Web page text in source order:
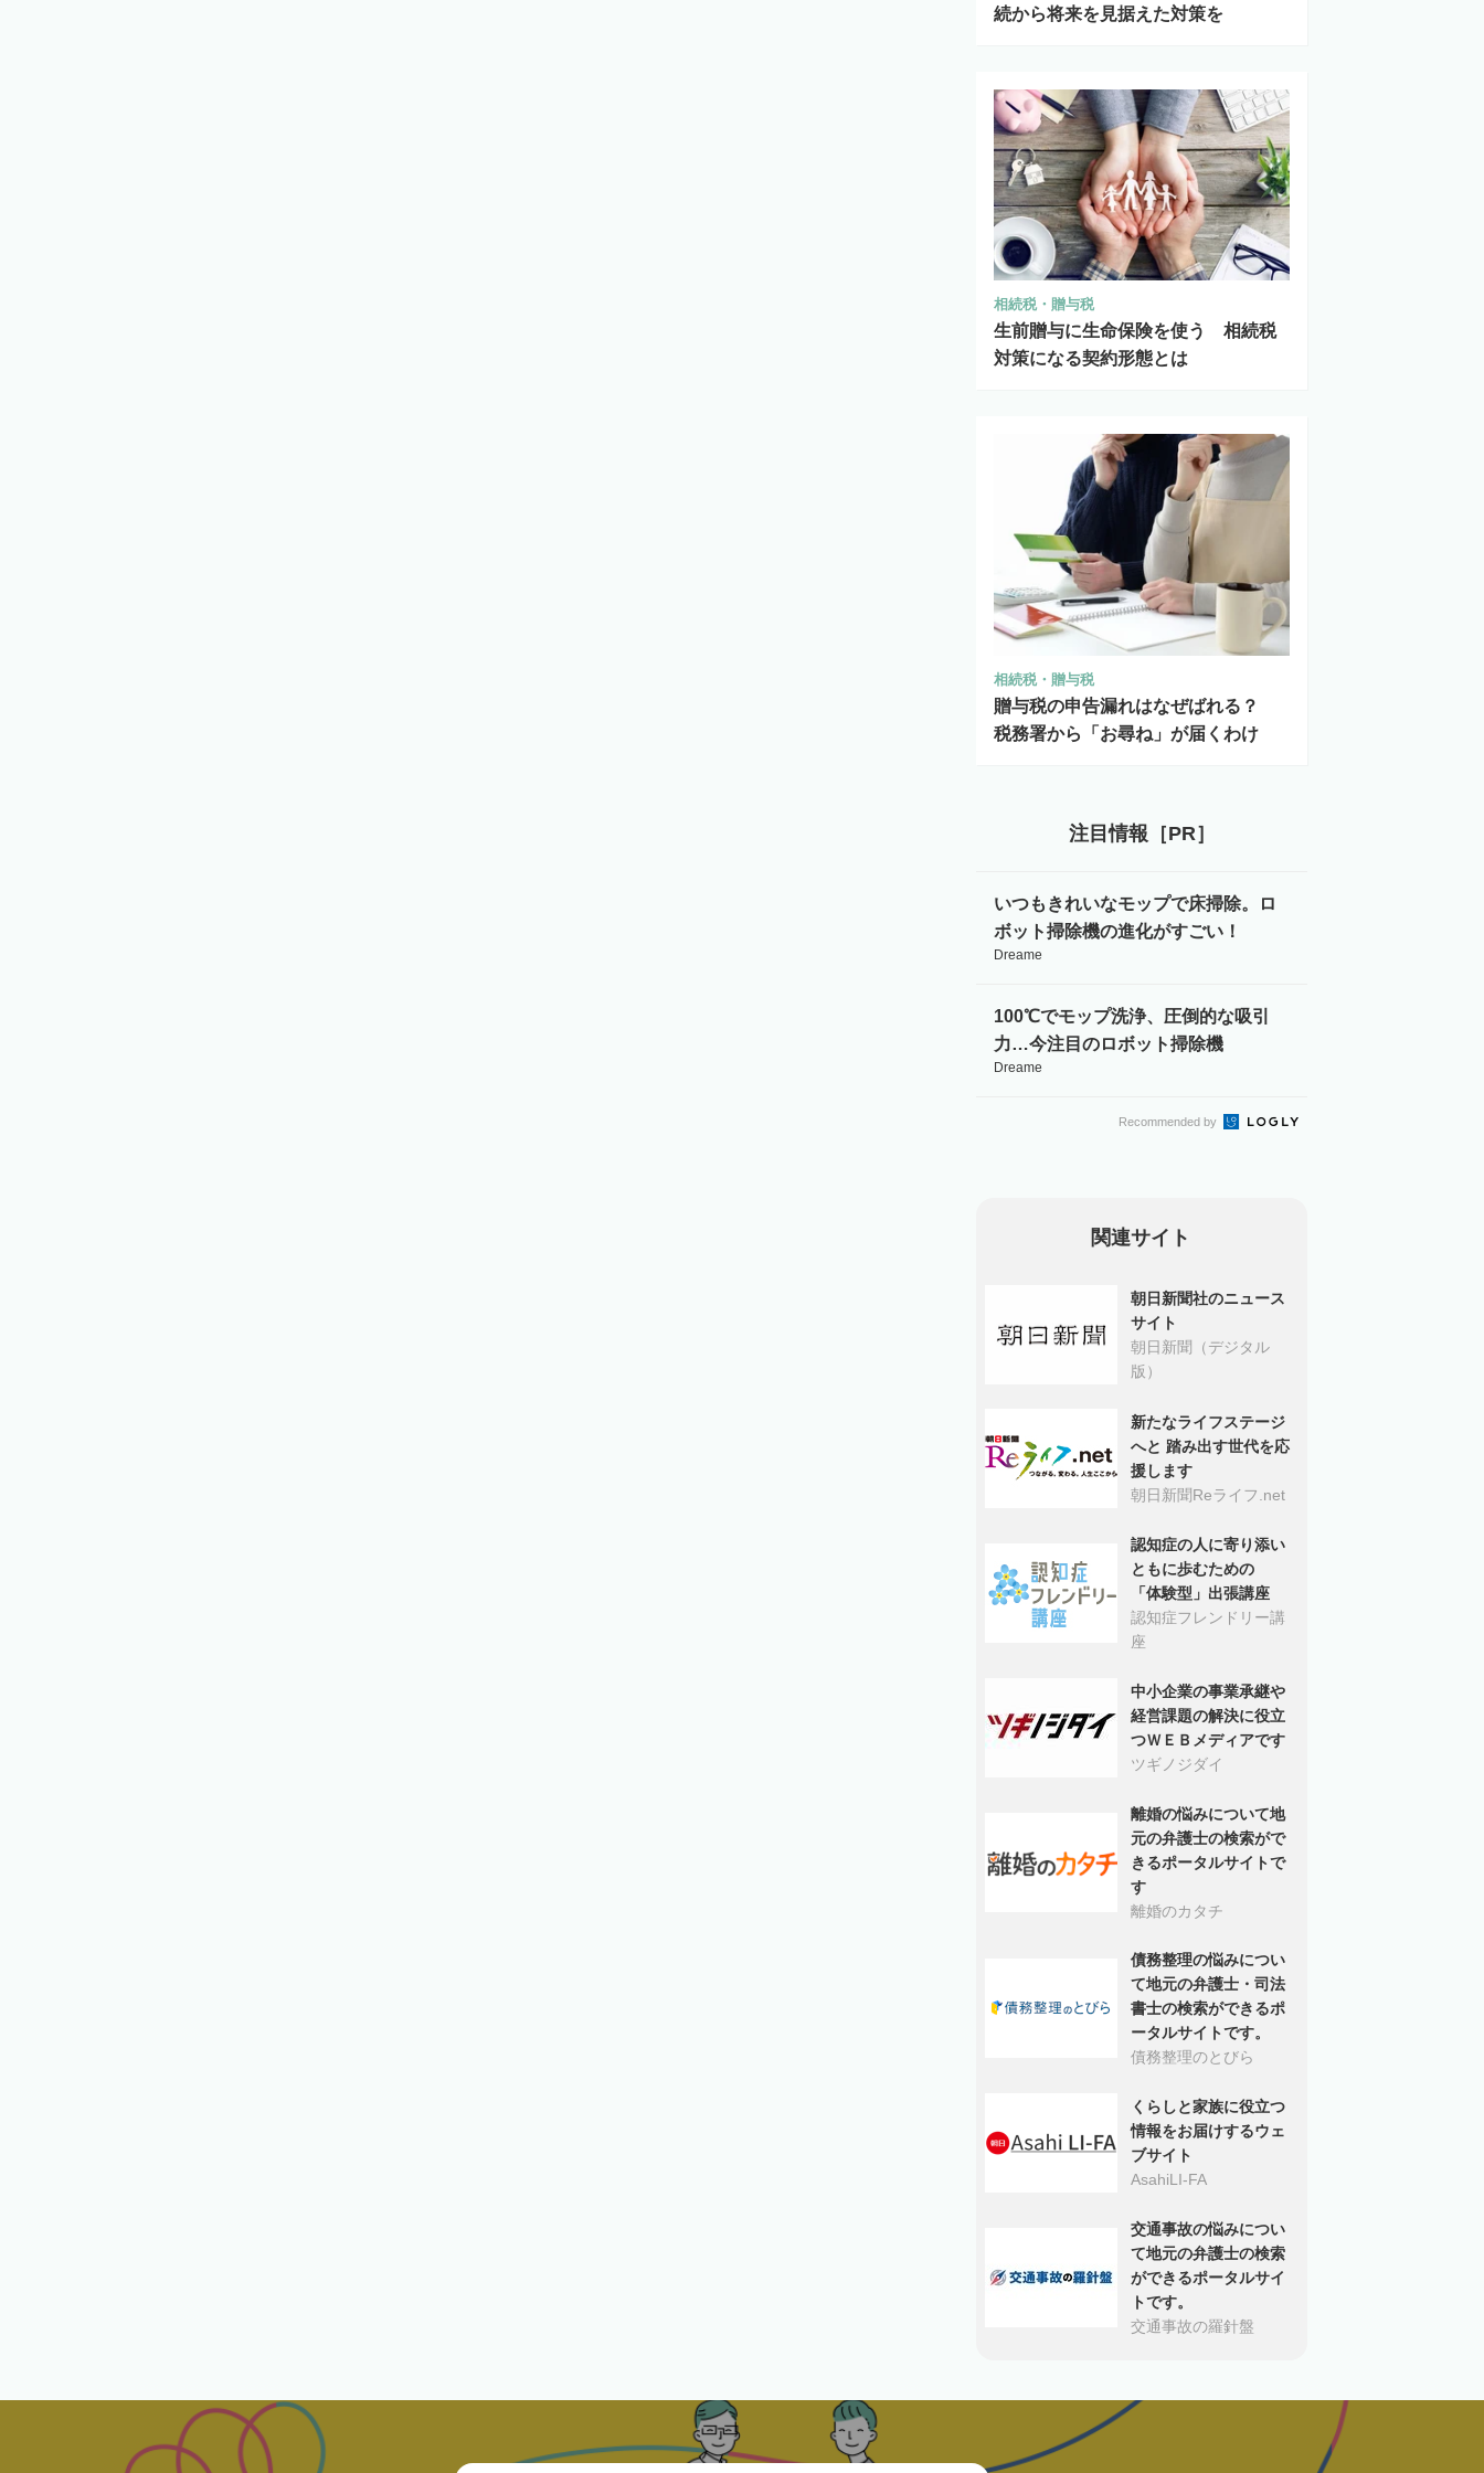
続から将来を見据えた対策を
相続税・贈与税
生前贈与に生命保険を使う 相続税
対策になる契約形態とは
相続税・贈与税
贈与税の申告漏れはなぜばれる？
税務署から「お尋ね」が届くわけ
注目情報［PR］
いつもきれいなモップで床掃除。ロ
ボット掃除機の進化がすごい！
Dreame
100℃でモップ洗浄、圧倒的な吸引
力…今注目のロボット掃除機
Dreame
Recommended by
関連サイト
朝日新聞社のニュース
サイト
朝日新聞（デジタル
版）
新たなライフステージ
へと 踏み出す世代を応
援します
朝日新聞Reライフ.net
認知症の人に寄り添い
ともに歩むための
「体験型」出張講座
認知症フレンドリー講
座
中小企業の事業承継や
経営課題の解決に役立
つＷＥＢメディアです
ツギノジダイ
離婚の悩みについて地
元の弁護士の検索がで
きるポータルサイトで
す
離婚のカタチ
債務整理の悩みについ
て地元の弁護士・司法
書士の検索ができるポ
ータルサイトです。
債務整理のとびら
くらしと家族に役立つ
情報をお届けするウェ
ブサイト
AsahiLI-FA
交通事故の悩みについ
て地元の弁護士の検索
ができるポータルサイ
トです。
交通事故の羅針盤